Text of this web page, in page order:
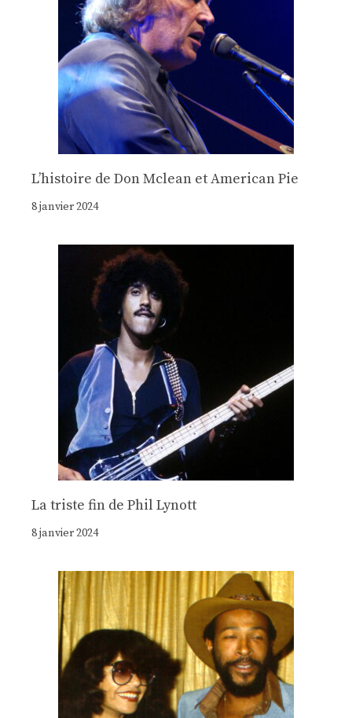
Lʼhistoire de Don Mclean et American Pie
8 janvier 2024
La triste fin de Phil Lynott
8 janvier 2024